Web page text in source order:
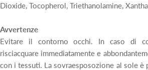
Dioxide, Tocopherol, Triethanolamine,
Avvertenze
Evitare il contorno occhi. In caso di
risciacquare immediatamente e
con i tessuti. La sovraesposozione al sole è